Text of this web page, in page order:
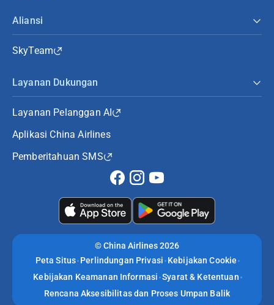
Aliansi
SkyTeam
Layanan Dukungan
Layanan Pelanggan AI
Aplikasi China Airlines
Pemberitahuan SMS
©China Airlines 2026
Peta Situs Perlindungan Privasi Kebijakan Cookie
Kebijakan Keamanan Informasi Syarat & Ketentuan
Rencana Aksesibilitas dan Proses Umpan Balik